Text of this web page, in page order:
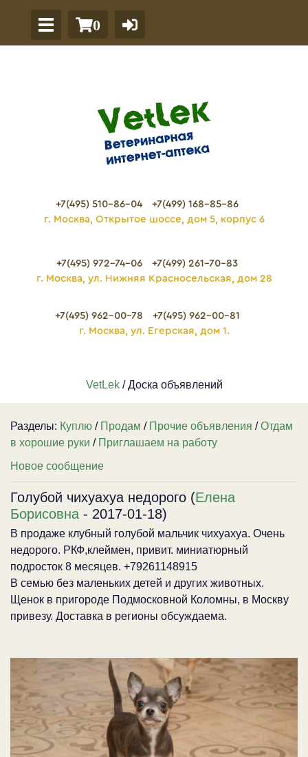
0
+7(495) 510-86-04
+7(499) 168-85-86
г. Москва, Открытое шоссе, дом 5, корпус 6
+7(495) 972-74-06
+7(499) 261-70-83
г. Москва, ул. Нижняя Красносельская, дом 28
+7(495) 962-00-78
+7(495) 962-00-81
г. Москва, ул. Егерская, дом 1.
VetLek/ Доска объявлений
Разделы: Куплю / Продам / Прочие объявления /Отдам
в хорошие руки / Приглашаем на работу
Новое сообщение
Голубой чихуахуа недорого (Елена
Борисовна - 2017-01-18)
В продаже клубный голубой мальчик чихуахуа. Очень
недорого. РКФ,клеймен, привит. миниатюрный
подросток 8 месяцев. +79261148915
В семью без маленьких детей и других животных.
Щенок в пригороде Подмосковной Коломны, в Москву
привезу. Доставка в регионы обсуждаема.